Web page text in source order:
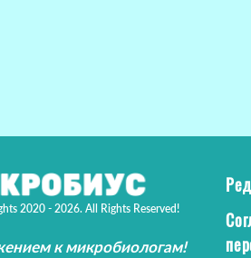
2020 - 2026. All Rights Reserved!
к микробиологам!